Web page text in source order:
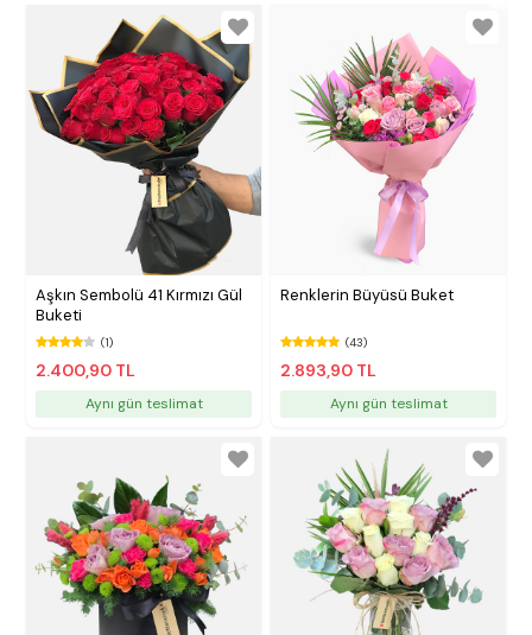
Aşkın Sembolü 41 Kırmızı Gül
Buketi
(1)
2.400,90 TL
Aynı gün teslimat
Renklerin Büyüsü Buket
(43)
2.893,90 TL
Aynı gün teslimat